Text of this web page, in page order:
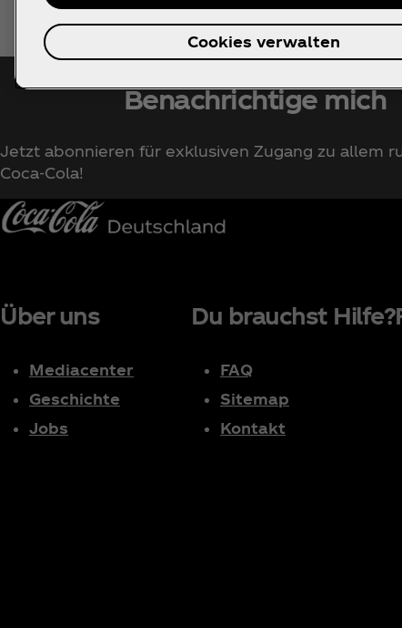
Benachrichtige mich
Jetzt abonnieren für exklusiven Zugang zu allem
Coca‑Cola!
Über uns
Mediacenter
Geschichte
Jobs
Du brauchst Hilfe?
FAQ
Sitemap
Kontakt
Cookies verwalten